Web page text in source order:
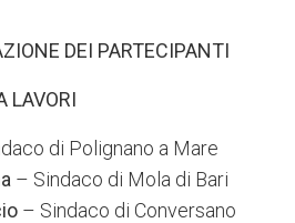
DEI PARTECIPANTI
LAVORI
di Polignano a Mare
– Sindaco di Mola di Bari
– Sindaco di Conversano